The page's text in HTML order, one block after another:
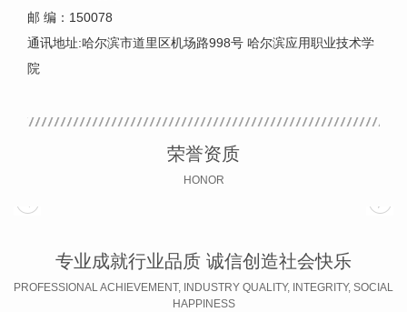
邮 编：150078
通讯地址:哈尔滨市道里区机场路998号 哈尔滨应用职业技术学
院
荣誉资质
HONOR
专业成就行业品质 诚信创造社会快乐
PROFESSIONAL ACHIEVEMENT, INDUSTRY QUALITY, INTEGRITY, SOCIAL
HAPPINESS